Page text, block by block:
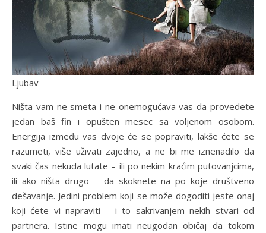
Ljubav
Ništa vam ne smeta i ne onemogućava vas da provedete
jedan baš fin i opušten mesec sa voljenom osobom.
Energija između vas dvoje će se popraviti, lakše ćete se
razumeti, više uživati zajedno, a ne bi me iznenadilo da
svaki čas nekuda lutate – ili po nekim kraćim putovanjcima,
ili ako ništa drugo – da skoknete na po koje društveno
dešavanje. Jedini problem koji se može dogoditi jeste onaj
koji ćete vi napraviti – i to sakrivanjem nekih stvari od
partnera. Istine mogu imati neugodan običaj da tokom